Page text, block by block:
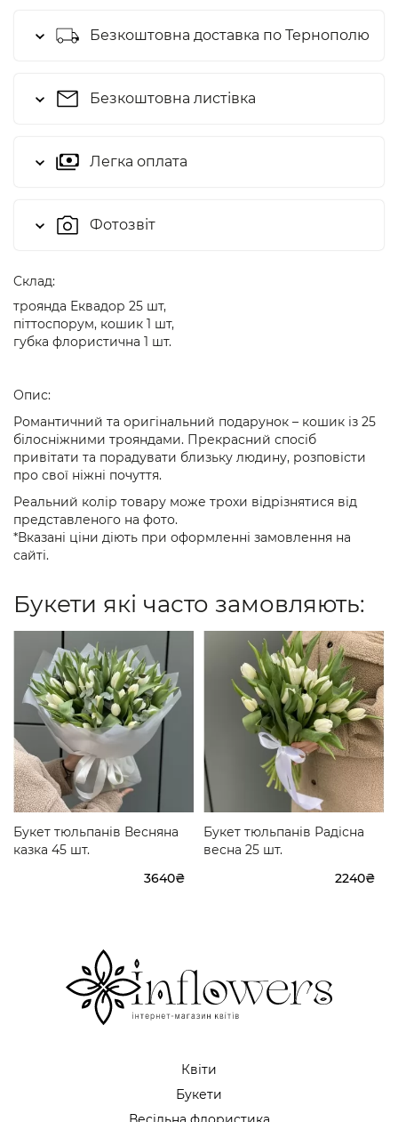
Безкоштовна доставка по Тернополю
Безкоштовна листівка
Легка оплата
Фотозвіт
Cклад:
троянда Еквадор 25 шт,
піттоспорум, кошик 1 шт,
губка флористична 1 шт.
Опис:
Романтичний та оригінальний подарунок – кошик із 25
білосніжними трояндами. Прекрасний спосіб
привітати та порадувати близьку людину, розповісти
про свої ніжні почуття.
Реальний колір товару може трохи відрізнятися від
представленого на фото.
*Вказані ціни діють при оформленні замовлення на
сайті.
Букети які часто замовляють:
Букет тюльпанів Весняна
казка 45 шт.
3640₴
Букет тюльпанів Радісна
весна 25 шт.
2240₴
Квіти
Букети